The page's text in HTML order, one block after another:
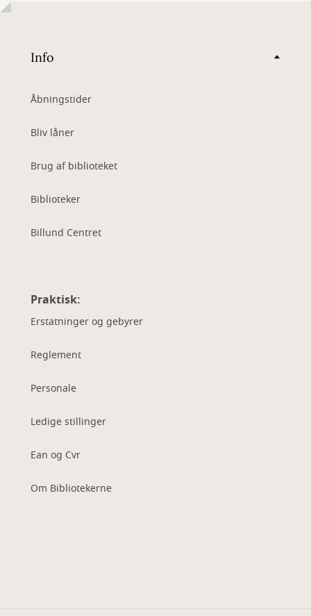
Info
Åbningstider
Bliv låner
Brug af biblioteket
Biblioteker
Billund Centret
Praktisk:
Erstatninger og gebyrer
Reglement
Personale
Ledige stillinger
Ean og Cvr
Om Bibliotekerne